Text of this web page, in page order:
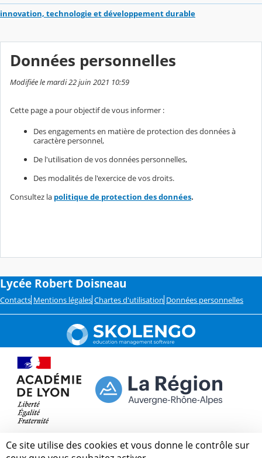
innovation, technologie et développement durable
Données personnelles
Modifiée le mardi 22 juin 2021 10:59
Cette page a pour objectif de vous informer :
Des engagements en matière de protection des données à
caractère personnel,
De l'utilisation de vos données personnelles,
Des modalités de l'exercice de vos droits.
Consultez la politique de protection des données.
Lycée Robert Doisneau
Contacts Mentions légales Chartes d'utilisation Données personnelles
Ce site utilise des cookies et vous donne le contrôle sur